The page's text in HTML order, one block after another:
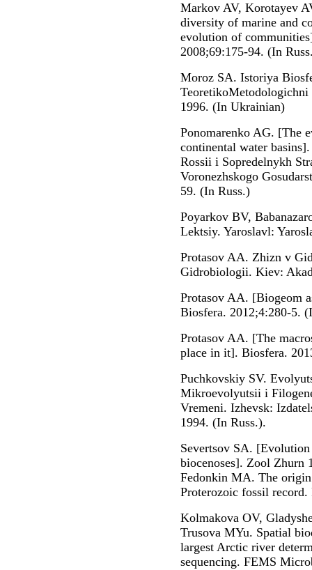
Markov AV, Korotayev
diversity of marine and
evolution of
2008;69:175-94. (In
Moroz SA. Іstorіya
1996. (In Ukrainian)
Ponomarenko AG. [The
continental water
Rossii i Sopredelnykh
Voronezhskogo
59. (In Russ.)
Poyarkov BV,
Lektsiy. Yaroslavl:
Protasov AA. Zhizn v
Gidrobiologii. Kiev:
Protasov AA. [Biogeom
Biosfera. 2012;4:280-5.
Protasov AA. [The
place in it]. Biosfera.
Puchkovskiy SV.
Mikroevolyutsii i
Vremeni. Izhevsk:
1994. (In Russ.).
Severtsov SA.
biocenoses]. Zool Zhurn
Fedonkin MA. The
Proterozoic fossil
Kolmakova OV,
Trusova MYu. Spatial
largest Arctic river
sequencing. FEMS